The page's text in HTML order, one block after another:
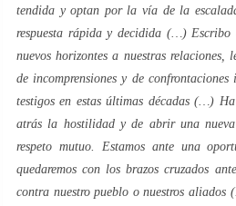
tendida y optan por la vía de la
respuesta rápida y decidida (…)
nuevos horizontes a nuestras relaciones,
de incomprensiones y de
testigos en estas últimas décadas (…)
atrás la hostilidad y de abrir una
respeto mutuo. Estamos ante una
quedaremos con los brazos cruzados
contra nuestro pueblo o nuestros aliados